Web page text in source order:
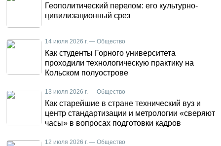
Геополитический перелом: его культурно-
цивилизационный срез
14 июля 2026 г. — Общество
Как студенты Горного университета
проходили технологическую практику на
Кольском полуострове
13 июля 2026 г. — Общество
Как старейшие в стране технический вуз и
центр стандартизации и метрологии «сверяют
часы» в вопросах подготовки кадров
12 июля 2026 г. — Общество